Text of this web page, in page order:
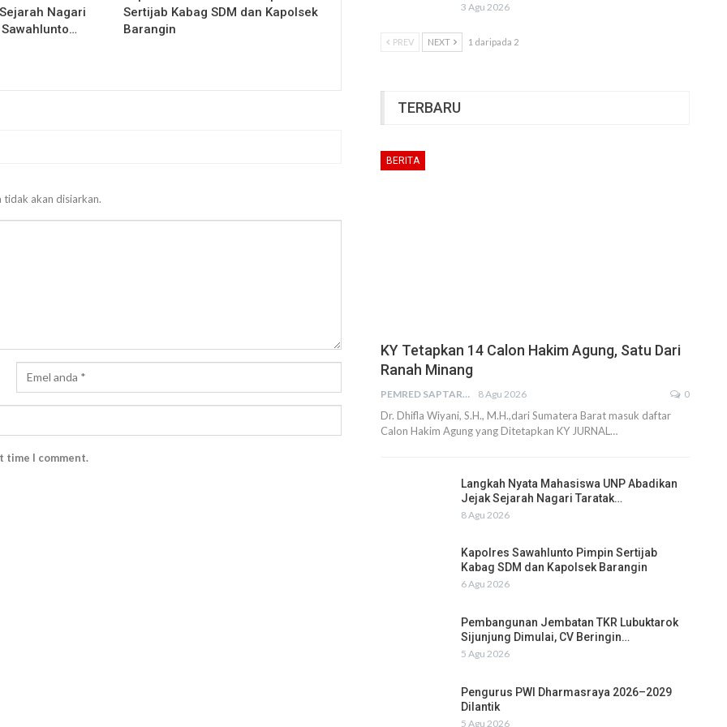
Nagari
Sertijab Kabag SDM dan Kapolsek
Barangin
tidak akan disiarkan.
time I comment.
3 Agu 2026
PREV NEXT 1 daripada 2
TERBARU
BERITA
KY Tetapkan 14 Calon Hakim Agung, Satu Dari
Ranah Minang
PEMRED SAPTARIUS 8 Agu 2026 0
Dr. Dhifla Wiyani, S.H., M.H.,dari Sumatera Barat masuk daftar
Calon Hakim Agung yang Ditetapkan KY JURNAL…
Langkah Nyata Mahasiswa UNP Abadikan
Jejak Sejarah Nagari Taratak…
8 Agu 2026
Kapolres Sawahlunto Pimpin Sertijab
Kabag SDM dan Kapolsek Barangin
6 Agu 2026
Pembangunan Jembatan TKR Lubuktarok
Sijunjung Dimulai, CV Beringin…
5 Agu 2026
Pengurus PWI Dharmasraya 2026–2029
Dilantik
5 Agu 2026